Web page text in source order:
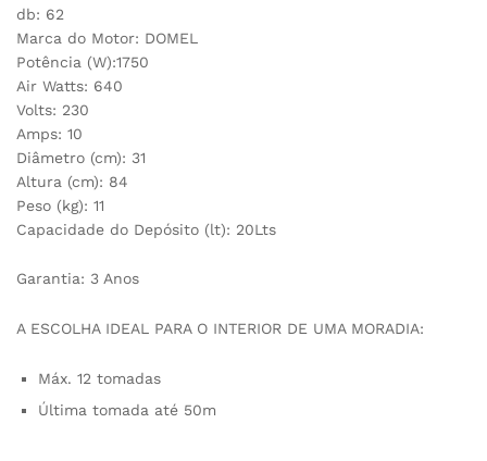
db: 62
Marca do Motor: DOMEL
Potência (W):1750
Air Watts: 640
Volts: 230
Amps: 10
Diâmetro (cm): 31
Altura (cm): 84
Peso (kg): 11
Capacidade do Depósito (lt): 20Lts
Garantia: 3 Anos
A ESCOLHA IDEAL PARA O INTERIOR DE UMA MORADIA:
Máx. 12 tomadas
Última tomada até 50m